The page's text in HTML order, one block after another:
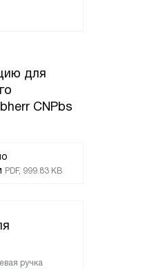
для
CNPbs
PDF, 999.83 KB
ручка